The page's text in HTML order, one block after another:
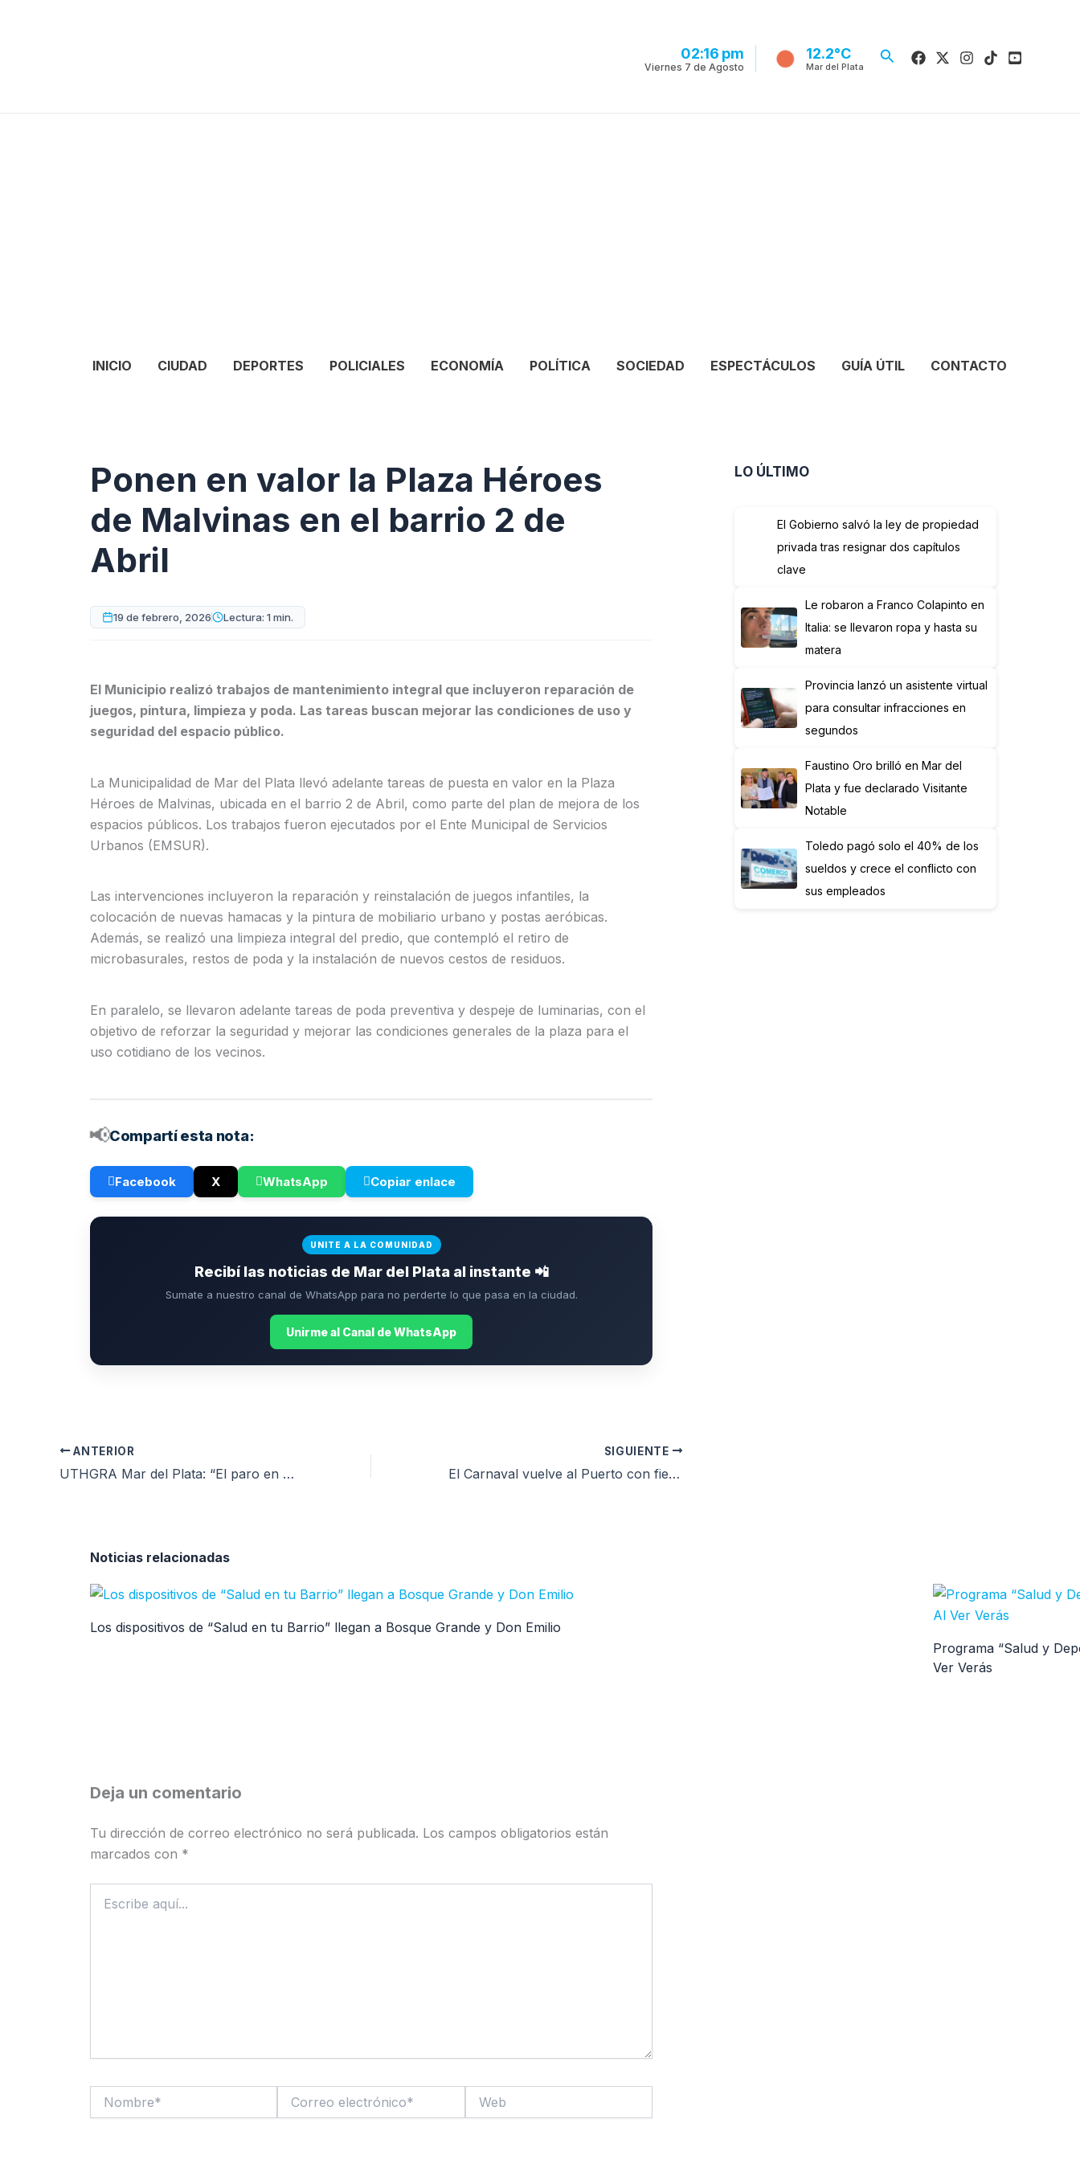
02:16 pm
Viernes 7 de Agosto
12.2°C
Mar del Plata
Buscar
INICIO CIUDAD DEPORTES POLICIALES ECONOMÍA POLÍTICA SOCIEDAD ESPECTÁCULOS GUÍA ÚTIL CONTACTO
Ponen en valor la Plaza Héroes
de Malvinas en el barrio 2 de
Abril
19 de febrero, 2026 Lectura: 1 min.
El Municipio realizó trabajos de mantenimiento integral que incluyeron reparación de
juegos, pintura, limpieza y poda. Las tareas buscan mejorar las condiciones de uso y
seguridad del espacio público.
La Municipalidad de Mar del Plata llevó adelante tareas de puesta en valor en la Plaza
Héroes de Malvinas, ubicada en el barrio 2 de Abril, como parte del plan de mejora de los
espacios públicos. Los trabajos fueron ejecutados por el Ente Municipal de Servicios
Urbanos (EMSUR).
Las intervenciones incluyeron la reparación y reinstalación de juegos infantiles, la
colocación de nuevas hamacas y la pintura de mobiliario urbano y postas aeróbicas.
Además, se realizó una limpieza integral del predio, que contempló el retiro de
microbasurales, restos de poda y la instalación de nuevos cestos de residuos.
En paralelo, se llevaron adelante tareas de poda preventiva y despeje de luminarias, con el
objetivo de reforzar la seguridad y mejorar las condiciones generales de la plaza para el
uso cotidiano de los vecinos.
📢Compartí esta nota:
Facebook X WhatsApp Copiar enlace
UNITE A LA COMUNIDAD
Recibí las noticias de Mar del Plata al instante 📲
Sumate a nuestro canal de WhatsApp para no perderte lo que pasa en la ciudad.
Unirme al Canal de WhatsApp
ANTERIOR
UTHGRA Mar del Plata: “El paro en la gastronomía tiene un acatamiento contundente”
SIGUIENTE
El Carnaval vuelve al Puerto con fiesta gratuita en la Banquina de Pescadores
Noticias relacionadas
Los dispositivos de “Salud en tu Barrio” llegan a Bosque Grande y Don Emilio
Programa “Salud y
Ver Verás
Deja un comentario
Tu dirección de correo electrónico no será publicada. Los campos obligatorios están
marcados con *
aquí...
electrónico*
LO ÚLTIMO
El Gobierno salvó la ley de propiedad
privada tras resignar dos capítulos
clave
Le robaron a Franco Colapinto en
Italia: se llevaron ropa y hasta su
matera
Provincia lanzó un asistente virtual
para consultar infracciones en
segundos
Faustino Oro brilló en Mar del
Plata y fue declarado Visitante
Notable
Toledo pagó solo el 40% de los
sueldos y crece el conflicto con
sus empleados